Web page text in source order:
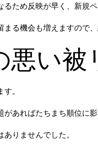
ため反映が早く、新規
る機会も増えますので
悪い
。
あればたちまち順位に
りませんでした。